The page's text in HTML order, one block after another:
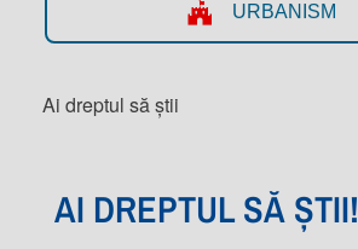
URBANISM
Ai dreptul să știi
AI DREPTUL SĂ ȘTII!